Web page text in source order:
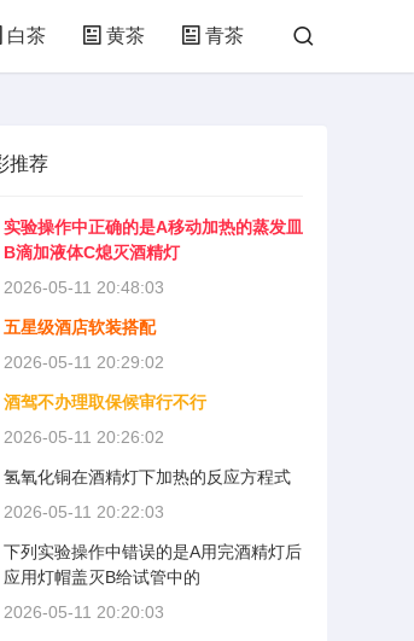
白茶 黄茶 青茶
推荐
实验操作中正确的是A移动加热的蒸发皿
B滴加液体C熄灭酒精灯
2026-05-11 20:48:03
五星级酒店软装搭配
2026-05-11 20:29:02
酒驾不办理取保候审行不行
2026-05-11 20:26:02
氢氧化铜在酒精灯下加热的反应方程式
2026-05-11 20:22:03
下列实验操作中错误的是A用完酒精灯后
应用灯帽盖灭B给试管中的
2026-05-11 20:20:03